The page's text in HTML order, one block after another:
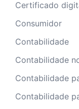
Certificado
Consumidor
Contabilidade
Contabilidade
Contabilidade
Contabilidade